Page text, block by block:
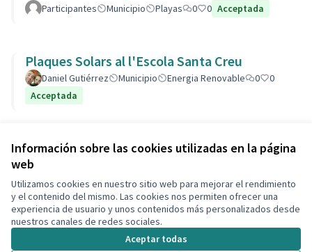
Información sobre las cookies utilizadas en la página
web
Utilizamos cookies en nuestro sitio web para mejorar el rendimiento
y el contenido del mismo. Las cookies nos permiten ofrecer una
experiencia de usuario y unos contenidos más personalizados desde
nuestros canales de redes sociales.
Aceptar todas
Participantes Municipio Playas 0 0 Acceptada
Plaques Solars al l'Escola Santa Creu
Daniel Gutiérrez Municipio Energia Renovable 0
0
Acceptada
Ver todas las propuestas retiradas
Términos y condiciones de uso
Configuración de cookies
Decidim Calafell en X
(Enlace externo)
Decidim Calafell en Facebook
Decidim Calafell en YouTube
Decidim Calafell en GitHub
(Enlace externo)